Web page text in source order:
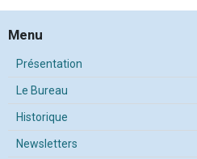
Menu
Présentation
Le Bureau
Historique
Newsletters